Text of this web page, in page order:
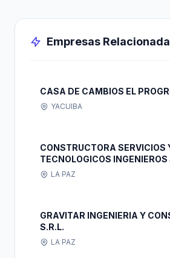
Empresas
CASA DE CAMBIOS EL
YACUIBA
CONSTRUCTORA SERVICIOS
TECNOLOGICOS INGENIEROS
SERPROTI SRL.
LA PAZ
GRAVITAR INGENIERIA Y
S.R.L.
LA PAZ